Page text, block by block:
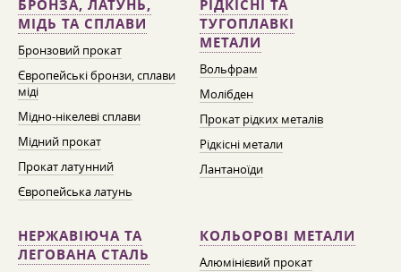
БРОНЗА, ЛАТУНЬ,
МІДЬ ТА СПЛАВИ
Бронзовий прокат
Європейські бронзи, сплави
міді
Мідно-нікелеві сплави
Мідний прокат
Прокат латунний
Європейська латунь
РІДКІСНІ ТА
ТУГОПЛАВКІ
МЕТАЛИ
Вольфрам
Молібден
Прокат рідких металів
Рідкісні метали
Лантаноїди
НЕРЖАВІЮЧА ТА
ЛЕГОВАНА СТАЛЬ
КОЛЬОРОВІ МЕТАЛИ
Алюмінієвий прокат